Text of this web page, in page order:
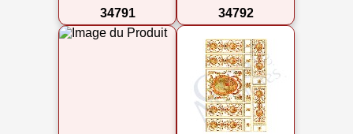
34791 34792